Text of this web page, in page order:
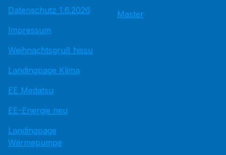
Datenschutz 1.6.2026
Impressum
Weihnachtsgruß hissu
Landingpage Klima
EE Medatsu
EE-Energie neu
Landingpage
Wärmepumpe
Master